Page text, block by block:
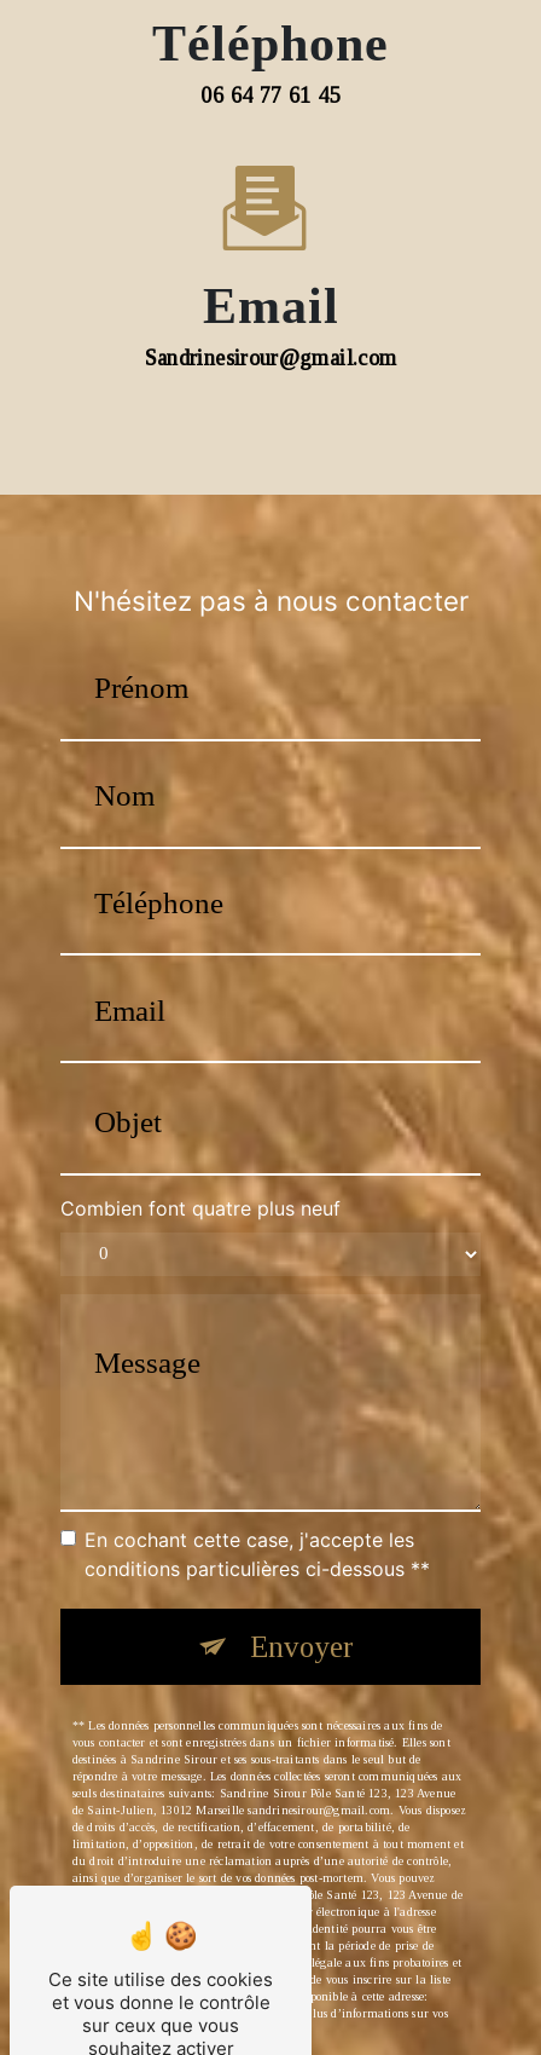
Téléphone
06 64 77 61 45
Email
sandrinesirour@gmail.com
N'hésitez pas à nous contacter
Combien font quatre plus neuf
En cochant cette case, j'accepte les
conditions particulières ci-dessous **
Envoyer
** Les données personnelles communiquées sont nécessaires aux fins de
vous contacter et sont enregistrées dans un fichier informatisé. Elles sont
destinées à Sandrine Sirour et ses sous-traitants dans le seul but de
répondre à votre message. Les données collectées seront communiquées aux
seuls destinataires suivants: Sandrine Sirour Pôle Santé 123, 123 Avenue
de Saint-Julien, 13012 Marseille sandrinesirour@gmail.com. Vous disposez
de droits d’accès, de rectification, d’effacement, de portabilité, de
limitation, d’opposition, de retrait de votre consentement à tout moment et
du droit d’introduire une réclamation auprès d’une autorité de contrôle,
ainsi que d’organiser le sort de vos données post-mortem. Vous pouvez
exercer ces droits par voie postale à l'adresse Pôle Santé 123, 123 Avenue de
Saint-Julien, 13012 Marseille ou par courrier électronique à l'adresse
sandrinesirour@gmail.com. Un justificatif d'identité pourra vous être
demandé. Nous conservons vos données pendant la période de prise de
contact puis pendant la durée de prescription légale aux fins probatoires et
de gestion des contentieux. Vous avez le droit de vous inscrire sur la liste
d'opposition au démarchage téléphonique, disponible à cette adresse:
Bloctel.gouv.fr . Consultez le site cnil.fr pour plus d’informations sur vos
droits.
Ce site utilise des cookies
et vous donne le contrôle
sur ceux que vous
souhaitez activer